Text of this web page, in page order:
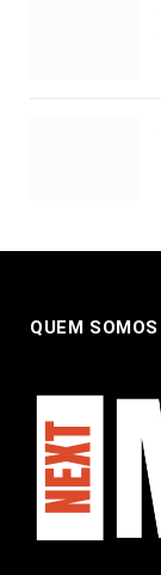
QUEM SOMOS